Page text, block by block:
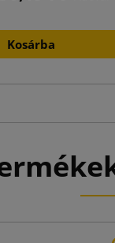
Kosárba